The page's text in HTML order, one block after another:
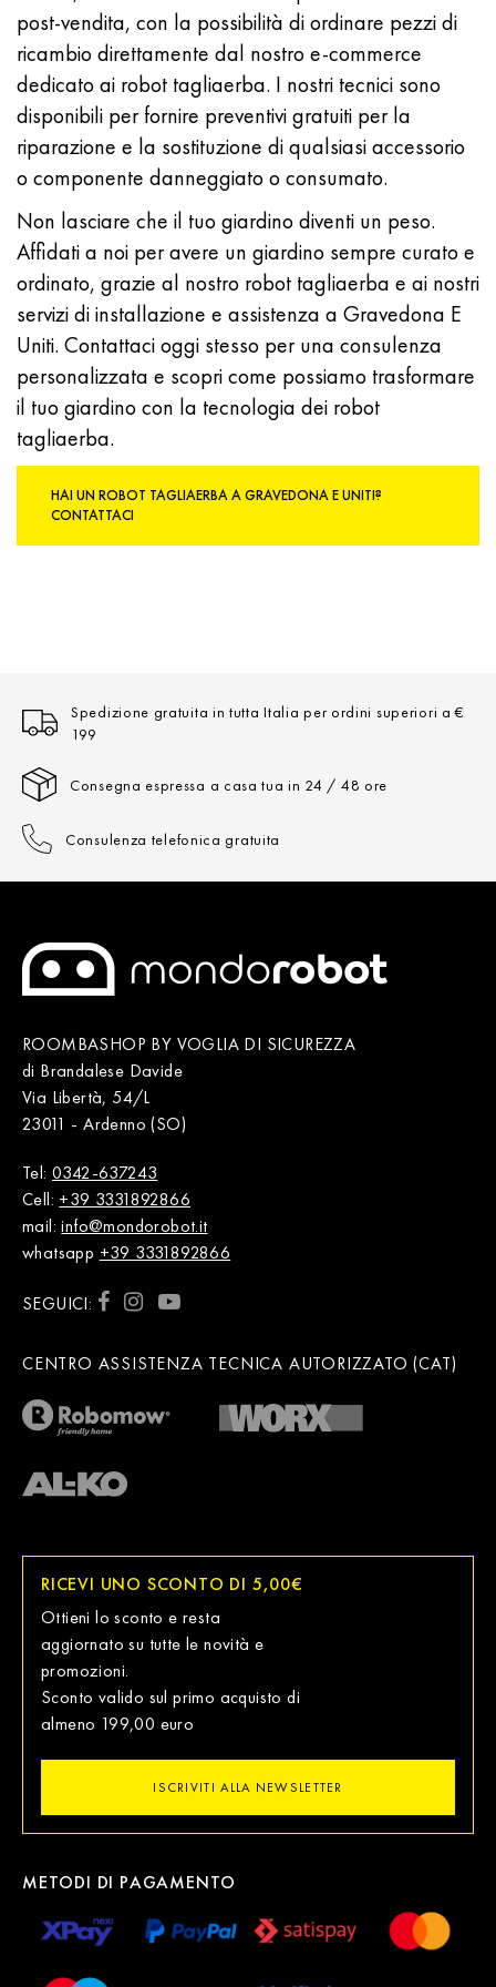
post-vendita, con la possibilità di ordinare pezzi di
ricambio direttamente dal nostro e-commerce
dedicato ai robot tagliaerba. I nostri tecnici sono
disponibili per fornire preventivi gratuiti per la
riparazione e la sostituzione di qualsiasi accessorio
o componente danneggiato o consumato.
Non lasciare che il tuo giardino diventi un peso.
Affidati a noi per avere un giardino sempre curato e
ordinato, grazie al nostro robot tagliaerba e ai nostri
servizi di installazione e assistenza a Gravedona E
Uniti. Contattaci oggi stesso per una consulenza
personalizzata e scopri come possiamo trasformare
il tuo giardino con la tecnologia dei robot
tagliaerba.
HAI UN ROBOT TAGLIAERBA A GRAVEDONA E UNITI?
CONTATTACI
Spedizione gratuita in tutta Italia per ordini superiori a €
199
Consegna espressa a casa tua in 24 / 48 ore
Consulenza telefonica gratuita
ROOMBASHOP BY VOGLIA DI SICUREZZA
di Brandalese Davide
Via Libertà, 54/L
23011 - Ardenno (SO)
Tel: 0342-637243
Cell: +39 3331892866
mail:info@mondorobot.it
whatsapp +39 3331892866
SEGUICI:
CENTRO ASSISTENZA TECNICA AUTORIZZATO (CAT)
RICEVI UNO SCONTO DI 5,00€
Ottieni lo sconto e resta
aggiornato su tutte le novità e
promozioni.
Sconto valido sul primo acquisto di
almeno 199,00 euro
ISCRIVITI ALLA NEWSLETTER
METODI DI PAGAMENTO